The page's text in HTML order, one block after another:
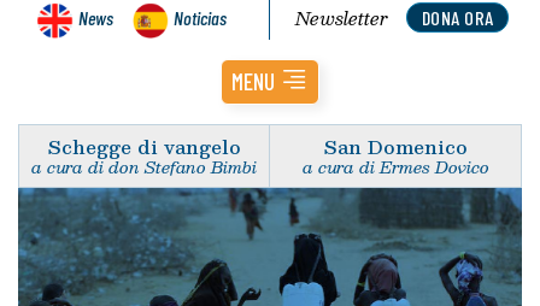
News Noticias DONA ORA
Newsletter
MENU
Schegge di vangelo
a cura di don Stefano Bimbi
San Domenico
a cura di Ermes Dovico